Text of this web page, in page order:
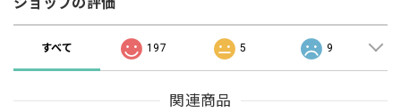
ショップの評価
すべて 197 5 9
関連商品